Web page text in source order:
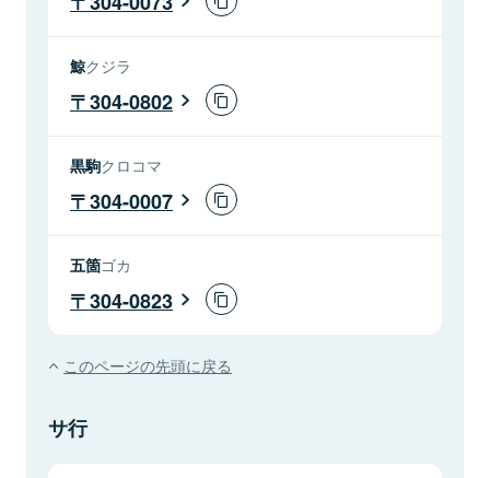
鯨クジラ
304-0802
黒駒クロコマ
304-0007
五箇ゴカ
304-0823
このページの先頭に戻る
サ行